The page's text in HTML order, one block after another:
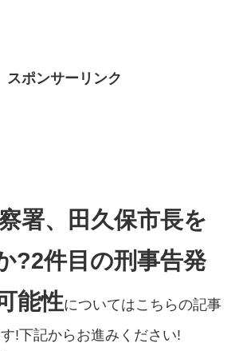
スポンサーリンク
署、田久保市長を
?2件目の刑事告発
能性についてはこちらの記事
!下記からお進みください!